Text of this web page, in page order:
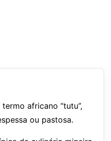
africano “tutu”,
ou pastosa.